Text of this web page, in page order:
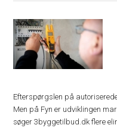
Efterspørgslen på
Men på Fyn er udviklingen
søger 3byggetilbud.dk flere